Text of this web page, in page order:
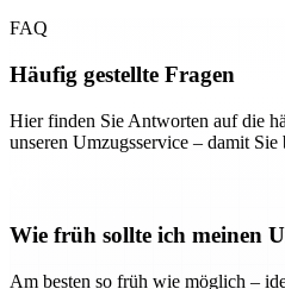
FAQ
Häufig gestellte Fragen
Hier finden Sie Antworten auf die
unseren Umzugsservice – damit Sie
Wie früh sollte ich meinen
Am besten so früh wie möglich –